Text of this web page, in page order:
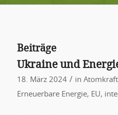
Beiträge
Ukraine und
18. März 2024 / in Atomkraft
Erneuerbare Energie, EU,